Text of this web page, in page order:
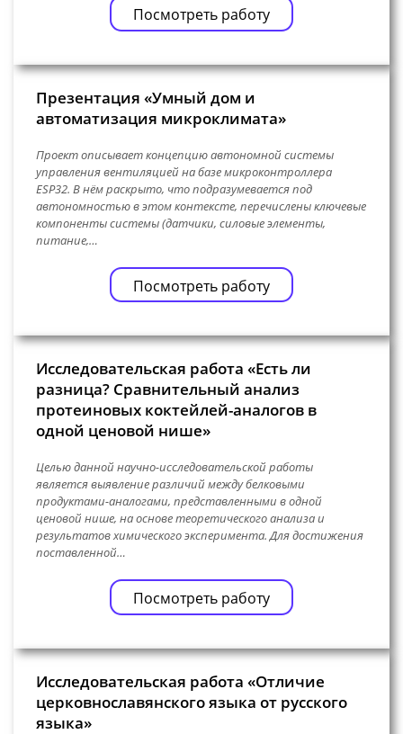
Посмотреть работу
Презентация «Умный дом и
автоматизация микроклимата»
Проект описывает концепцию автономной системы
управления вентиляцией на базе микроконтроллера
ESP32. В нём раскрыто, что подразумевается под
автономностью в этом контексте, перечислены ключевые
компоненты системы (датчики, силовые элементы,
питание,…
Посмотреть работу
Исследовательская работа «Есть ли
разница? Сравнительный анализ
протеиновых коктейлей-аналогов в
одной ценовой нише»
Целью данной научно-исследовательской работы
является выявление различий между белковыми
продуктами-аналогами, представленными в одной
ценовой нише, на основе теоретического анализа и
результатов химического эксперимента. Для достижения
поставленной…
Посмотреть работу
Исследовательская работа «Отличие
церковнославянского языка от русского
языка»